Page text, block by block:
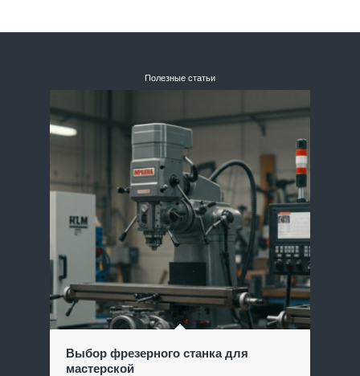
Полезные статьи
Выбор фрезерного станка для
мастерской